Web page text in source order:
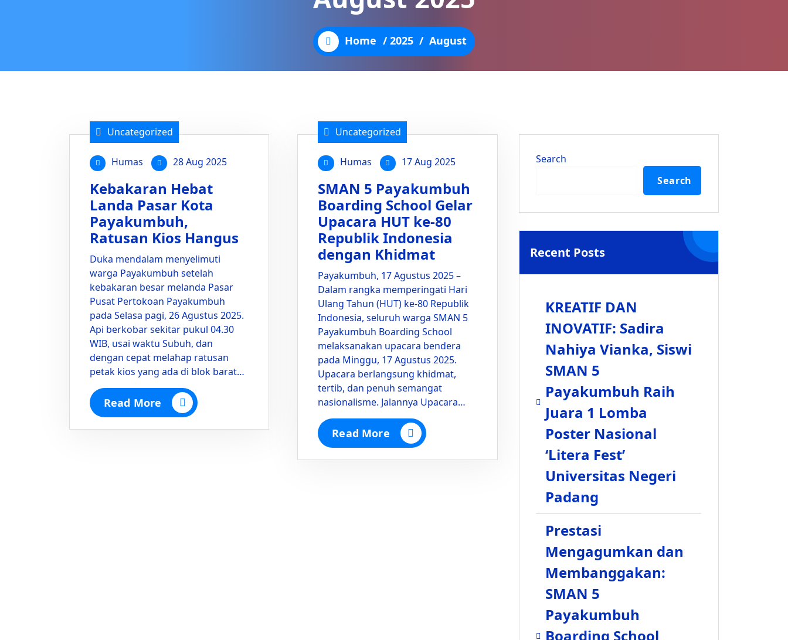
Home /2025/ August
Uncategorized
Humas 28 Aug 2025
Kebakaran Hebat
Landa Pasar Kota
Payakumbuh,
Ratusan Kios Hangus
Duka mendalam menyelimuti
warga Payakumbuh setelah
kebakaran besar melanda Pasar
Pusat Pertokoan Payakumbuh
pada Selasa pagi, 26 Agustus 2025.
Api berkobar sekitar pukul 04.30
WIB, usai waktu Subuh, dan
dengan cepat melahap ratusan
petak kios yang ada di blok barat…
Read More
Uncategorized
Humas 17 Aug 2025
SMAN 5 Payakumbuh
Boarding School Gelar
Upacara HUT ke-80
Republik Indonesia
dengan Khidmat
Payakumbuh, 17 Agustus 2025 –
Dalam rangka memperingati Hari
Ulang Tahun (HUT) ke-80 Republik
Indonesia, seluruh warga SMAN 5
Payakumbuh Boarding School
melaksanakan upacara bendera
pada Minggu, 17 Agustus 2025.
Upacara berlangsung khidmat,
tertib, dan penuh semangat
nasionalisme. Jalannya Upacara…
Read More
Search
Search
Recent Posts
KREATIF DAN
INOVATIF: Sadira
Nahiya Vianka, Siswi
SMAN 5
Payakumbuh Raih
Juara 1 Lomba
Poster Nasional
‘Litera Fest’
Universitas Negeri
Padang
Prestasi
Mengagumkan dan
Membanggakan:
SMAN 5
Payakumbuh
Boarding School